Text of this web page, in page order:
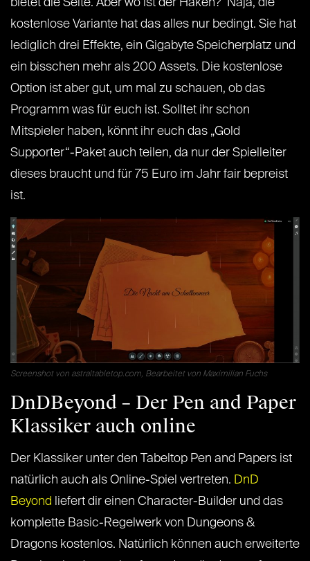
bietet die Seite. Aber wo ist der Haken? Naja, die
kostenlose Variante hat das alles nur bedingt. Sie hat
lediglich drei Effekte, ein Gigabyte Speicherplatz und
ein bisschen mehr als 200 Assets. Die kostenlose
Option ist aber gut, um mal zu schauen, ob das
Programm was für euch ist. Solltet ihr schon
Mitspieler haben, könnt ihr euch das „Gold
Supporter“-Paket auch teilen, da nur der Spielleiter
dieses braucht und für 75 Euro im Jahr fair bepreist
ist.
Screenshot von astraltabletop.com, Bearbeitet von Maximilian Fuchs
DnDBeyond – Der Pen and Paper
Klassiker auch online
Der Klassiker unter den Tabeltop Pen and Papers ist
natürlich auch als Online-Spiel vertreten. DnD
Beyond
liefert dir einen Character-Builder und das
komplette Basic-Regelwerk von Dungeons &
Dragons kostenlos. Natürlich können auch erweiterte